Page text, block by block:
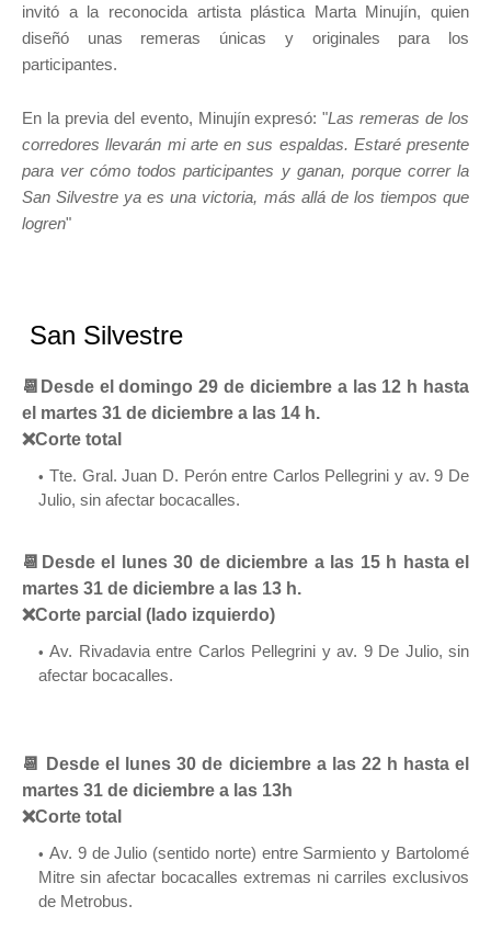
invitó a la reconocida artista plástica Marta Minujín, quien
diseñó unas remeras únicas y originales para los
participantes.
En la previa del evento, Minujín expresó: "Las remeras de los
corredores llevarán mi arte en sus espaldas. Estaré presente
para ver cómo todos participantes y ganan, porque correr la
San Silvestre ya es una victoria, más allá de los tiempos que
logren"
San Silvestre
📆Desde el domingo 29 de diciembre a las 12 h hasta
el martes 31 de diciembre a las 14 h.
❌Corte total
Tte. Gral. Juan D. Perón entre Carlos Pellegrini y av. 9 De
Julio, sin afectar bocacalles.
📆Desde el lunes 30 de diciembre a las 15 h hasta el
martes 31 de diciembre a las 13 h.
❌Corte parcial (lado izquierdo)
Av. Rivadavia entre Carlos Pellegrini y av. 9 De Julio, sin
afectar bocacalles.
📆 Desde el lunes 30 de diciembre a las 22 h hasta el
martes 31 de diciembre a las 13h
❌Corte total
Av. 9 de Julio (sentido norte) entre Sarmiento y Bartolomé
Mitre sin afectar bocacalles extremas ni carriles exclusivos
de Metrobus.